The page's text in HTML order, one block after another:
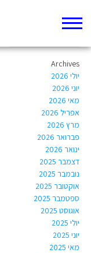
Archives
יולי 2026
יוני 2026
מאי 2026
אפריל 2026
מרץ 2026
פברואר 2026
ינואר 2026
דצמבר 2025
נובמבר 2025
אוקטובר 2025
ספטמבר 2025
אוגוסט 2025
יולי 2025
יוני 2025
מאי 2025